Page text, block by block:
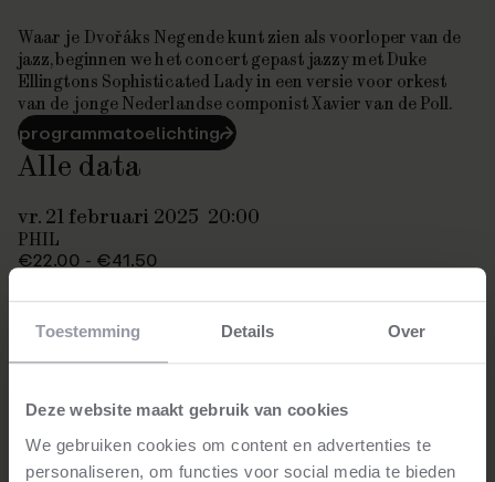
Toestemming Details Over
Deze website maakt gebruik van cookies
We gebruiken cookies om content en advertenties te
personaliseren, om functies voor social media te bieden
Waar je Dvořáks Negendekunt zien als voorloper van de
jazz, beginnen we het concert gepast jazzy met Duke
Ellingtons Sophisticated Ladyin een versie voor orkest
van de jonge Nederlandse componist Xavier van de Poll.
programmatoelichting⮫
Alle data
vr. 21 februari 2025 20:00
PHIL
€22.00 - €41.50
Het Concertgebouw
€25.00 - €55.00
zo. 23 februari 2025 14:15
Het Concertgebouw
€18.00 - €56.00
Uitverkocht